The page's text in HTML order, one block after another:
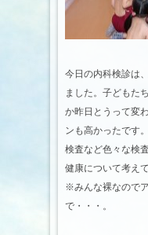
今日の内科検診は
ました。子どもた
か昨日とうって変
ンも高かったです
検査など色々な検
健康について考え
※みんな裸なので
で・・・。